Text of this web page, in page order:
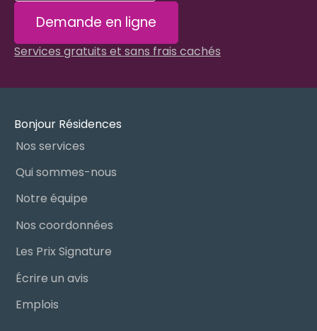
Demande en ligne
Services gratuits et sans frais cachés
Bonjour Résidences
Nos services
Qui sommes-nous
Notre équipe
Nos coordonnées
Les Prix Signature
Écrire un avis
Emplois